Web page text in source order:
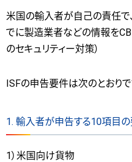
米国の輸入者が自己の責任
でに製造業者などの情報を
のセキュリティー対策）
ISFの申告要件は次のとおりで
1. 輸入者が申告する10項目
1）米国向け貨物